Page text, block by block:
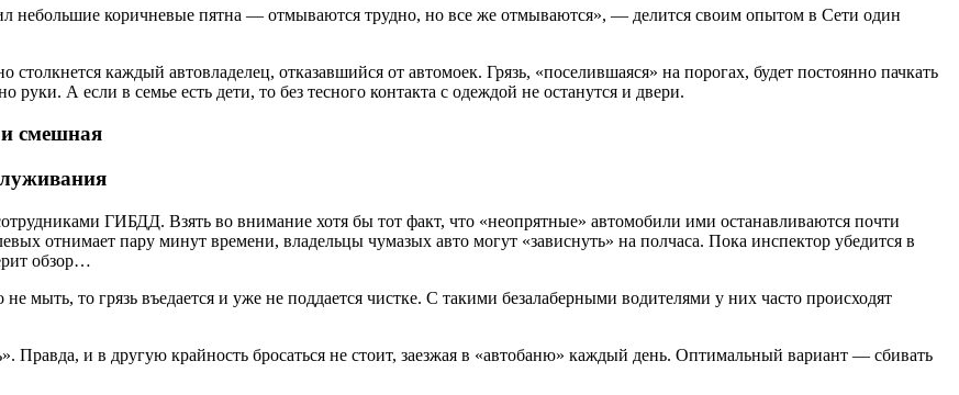
небольшие коричневые пятна — отмываются трудно, но все же отмываются», — делится своим опытом в Сети один
каждый автовладелец, отказавшийся от автомоек. Грязь, «поселившаяся» на порогах, будет постоянно пачкать
А если в семье есть дети, то без тесного контакта с одеждой не останутся и двери.
смешная
ГИБДД. Взять во внимание хотя бы тот факт, что «неопрятные» автомобили ими останавливаются почти
отнимает пару минут времени, владельцы чумазых авто могут «зависнуть» на полчаса. Пока инспектор убедится в
обзор…
мыть, то грязь въедается и уже не поддается чистке. С такими безалаберными водителями у них часто происходят
и в другую крайность бросаться не стоит, заезжая в «автобаню» каждый день. Оптимальный вариант — сбивать